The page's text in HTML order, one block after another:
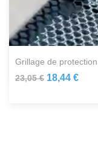
grillage de
23,05 € 18,44 €